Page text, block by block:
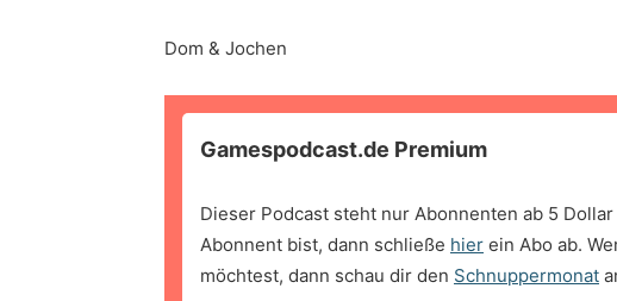
Dom & Jochen
Gamespodcast.de Premium
Dieser Podcast steht nur Abonnenten ab 5
Abonnent bist, dann schließe hier ein Abo ab.
möchtest, dann schau dir den Schnuppermonat